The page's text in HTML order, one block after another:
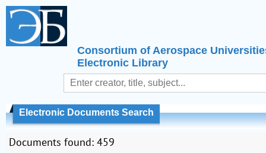
Consortium of Aerospace
Electronic Library
Electronic Documents Search
Documents found: 459